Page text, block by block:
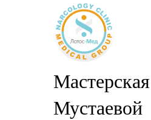
Мастерская
Мустаевой